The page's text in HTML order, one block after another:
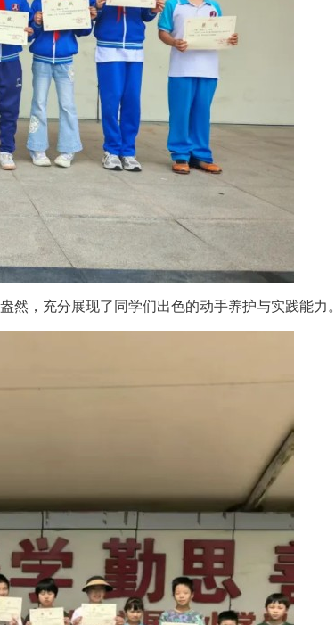
然，充分展现了同学们出色的动手养护与实践能力。